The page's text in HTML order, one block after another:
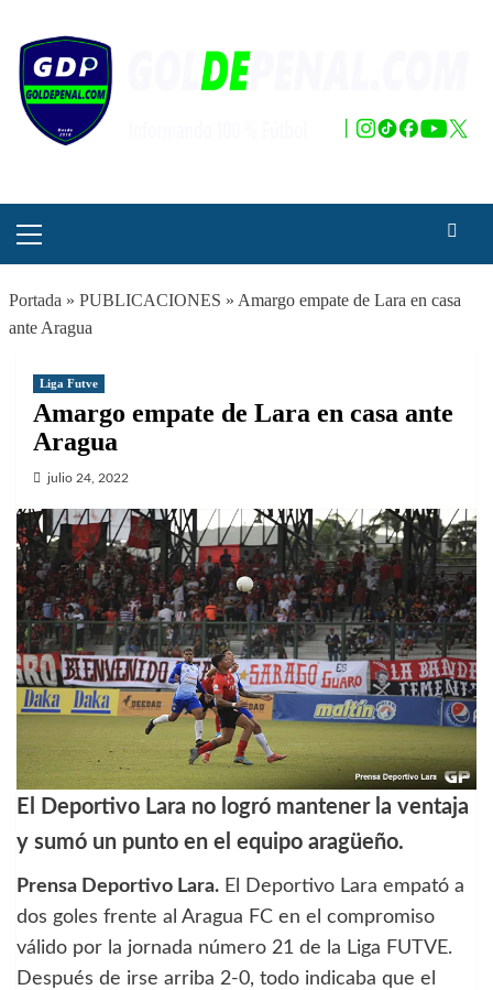
contenido
principal
Portada » PUBLICACIONES » Amargo empate de Lara en casa
ante Aragua
Liga Futve
Amargo empate de Lara en casa ante
Aragua
julio 24, 2022
El Deportivo Lara no logró mantener la ventaja
y sumó un punto en el equipo aragüeño.
Prensa Deportivo Lara. El Deportivo Lara empató a
dos goles frente al Aragua FC en el compromiso
válido por la jornada número 21 de la Liga FUTVE.
Después de irse arriba 2-0, todo indicaba que el